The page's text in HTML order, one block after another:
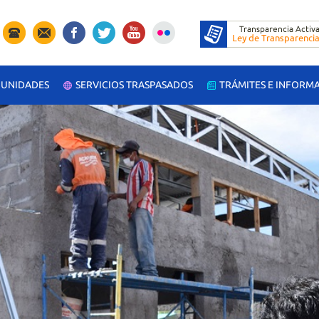
UNIDADES SERVICIOS TRASPASADOS TRÁMITES E